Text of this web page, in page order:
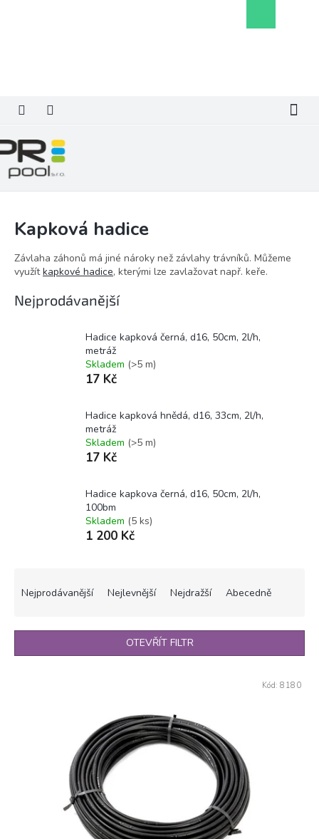
košík
Kapková hadice
Závlaha záhonů má jiné nároky než závlahy trávníků. Můžeme
využítkapkové hadice, kterými lze zavlažovat např. keře.
Nejprodávanější
Hadice kapková černá, d16, 50cm, 2l/h,
metráž
Skladem (>5 m)
17 Kč
Hadice kapková hnědá, d16, 33cm, 2l/h,
metráž
Skladem (>5 m)
17 Kč
Hadice kapkova černá, d16, 50cm, 2l/h,
100bm
Skladem (5 ks)
1 200 Kč
í
Nejprodávanější Nejlevnější Nejdražší Abecedně
OTEVŘÍT FILTR
Kód: 8180